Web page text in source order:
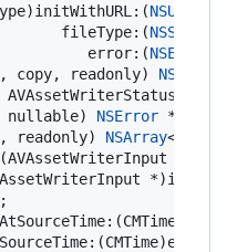
NSURL
fileType:(
NSString
error:(
NSError
copy, readonly) NSURL
AVAssetWriterStatus
nullable) NSError *error;
readonly) NSArray
*)input;